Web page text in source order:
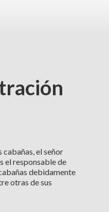
el señor
el responsable de
debidamente
otras de sus